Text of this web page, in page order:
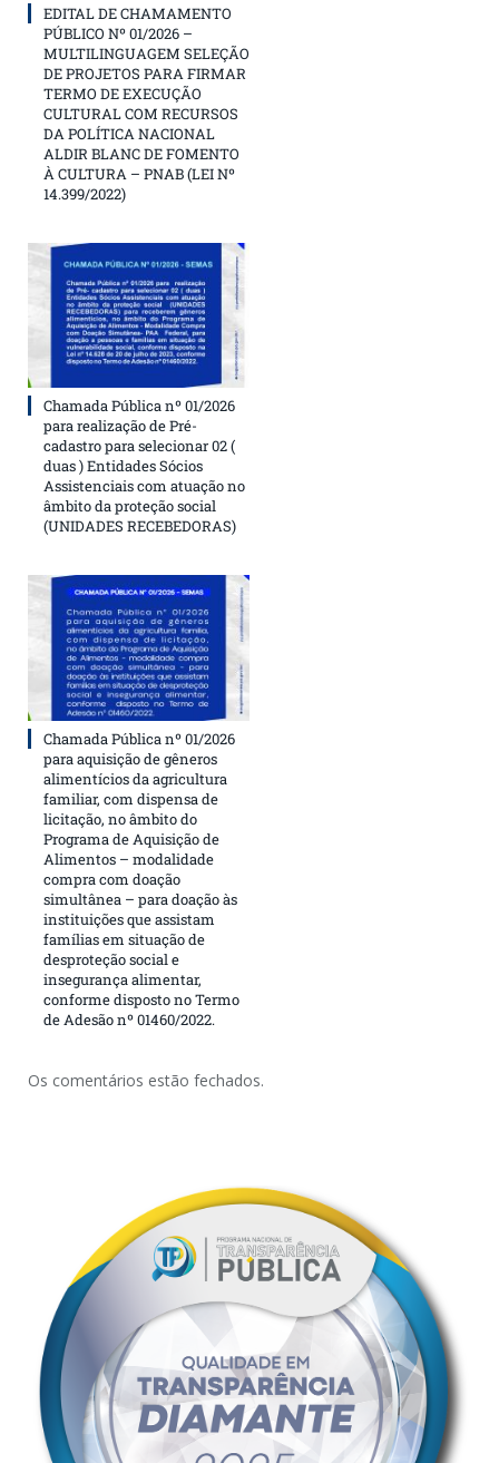
EDITAL DE CHAMAMENTO
PÚBLICO Nº 01/2026 –
MULTILINGUAGEM SELEÇÃO
DE PROJETOS PARA FIRMAR
TERMO DE EXECUÇÃO
CULTURAL COM RECURSOS
DA POLÍTICA NACIONAL
ALDIR BLANC DE FOMENTO
À CULTURA – PNAB (LEI Nº
14.399/2022)
Chamada Pública nº 01/2026
para realização de Pré-
cadastro para selecionar 02 (
duas ) Entidades Sócios
Assistenciais com atuação no
âmbito da proteção social
(UNIDADES RECEBEDORAS)
Chamada Pública nº 01/2026
para aquisição de gêneros
alimentícios da agricultura
familiar, com dispensa de
licitação, no âmbito do
Programa de Aquisição de
Alimentos – modalidade
compra com doação
simultânea – para doação às
instituições que assistam
famílias em situação de
desproteção social e
insegurança alimentar,
conforme disposto no Termo
de Adesão nº 01460/2022.
Os comentários estão fechados.